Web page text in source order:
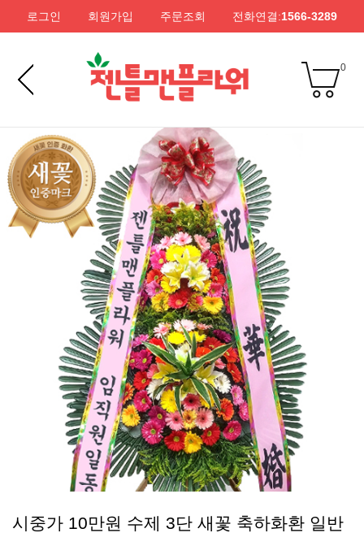
로그인 회원가입 주문조회 전화연결:1566-3289
0
시중가 10만원 수제 3단 새꽃 축하화환 일반